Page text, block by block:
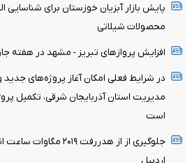
پایش بازار آبزیان خوزستان برای
محصولات شیلاتی
افزایش پروازهای تبریز - مشهد در هفته
در شرایط فعلی امکان آغاز پروژه‌های
مدیریت استان آذربایجان شرقی، تکمیل
است
جلوگیری از از هدررفت
اردبیل